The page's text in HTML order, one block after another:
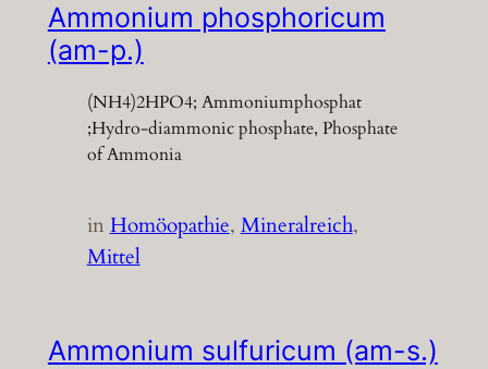
Ammonium phosphoricum
(am-p.)
(NH4)2HPO4; Ammoniumphosphat
;Hydro-diammonic phosphate, Phosphate
of Ammonia
inHomöopathie, Mineralreich
Mittel
Ammonium sulfuricum (am-s.)